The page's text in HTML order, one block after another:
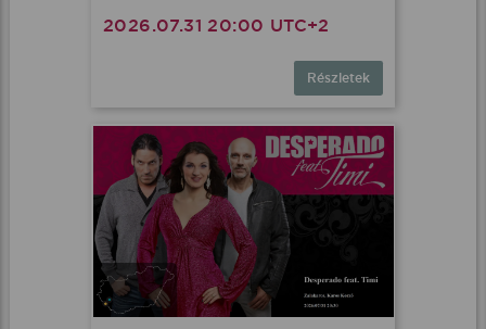
2026.07.31 20:00 UTC+2
Részletek